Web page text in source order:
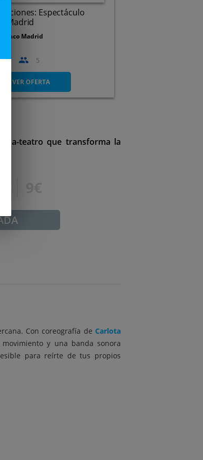
Espectáculo
Madrid
Madrid
5
VER OFERTA
teatro que transforma la
Con coreografía de Carlota
y una banda sonora
para reírte de tus propios